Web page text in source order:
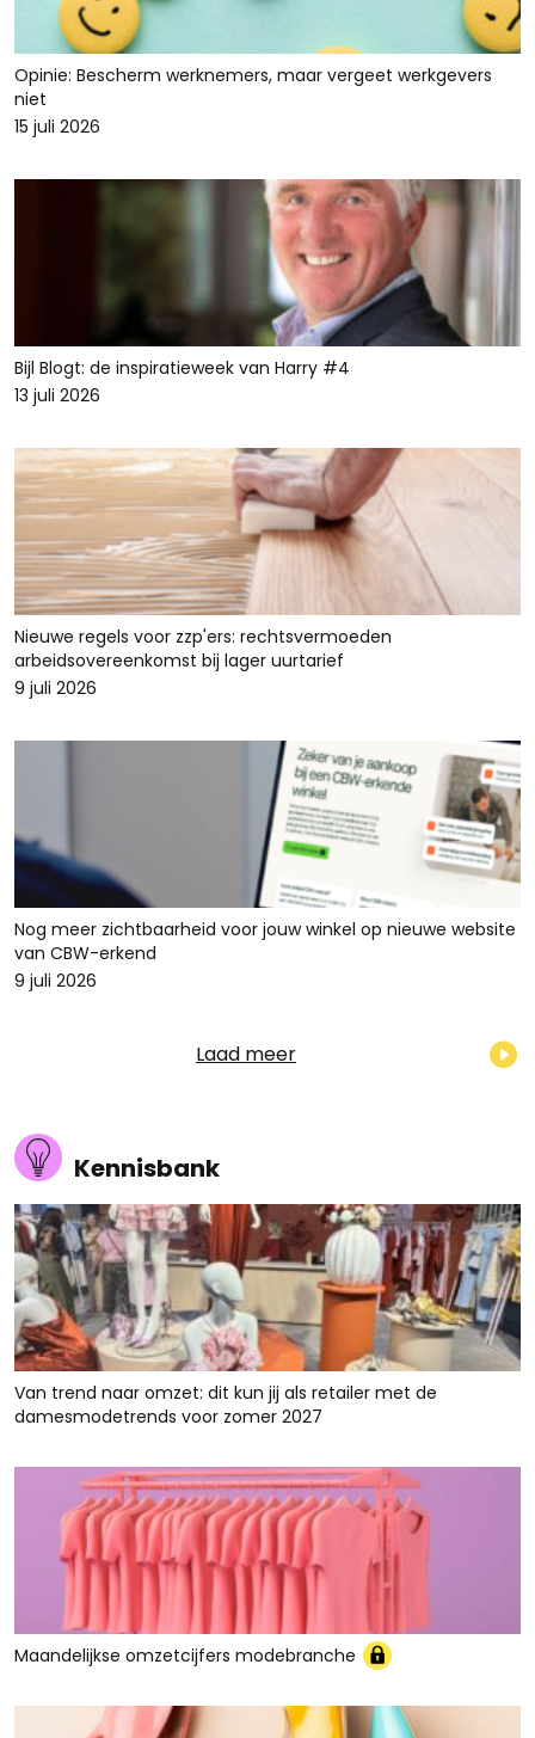
Opinie: Bescherm werknemers, maar vergeet werkgevers
niet
15 juli 2026
Bijl Blogt: de inspiratieweek van Harry #4
13 juli 2026
Nieuwe regels voor zzp'ers: rechtsvermoeden
arbeidsovereenkomst bij lager uurtarief
9 juli 2026
Nog meer zichtbaarheid voor jouw winkel op nieuwe website
van CBW-erkend
9 juli 2026
Laad meer
Kennisbank
Van trend naar omzet: dit kun jij als retailer met de
damesmodetrends voor zomer 2027
Maandelijkse omzetcijfers modebranche